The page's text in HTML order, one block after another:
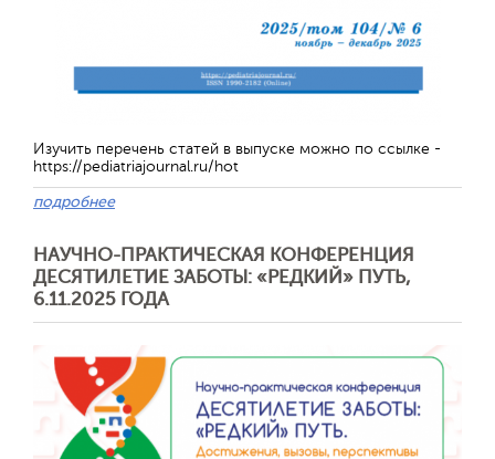
Изучить перечень статей в выпуске можно по ссылке -
https://pediatriajournal.ru/hot
подробнее
НАУЧНО-ПРАКТИЧЕСКАЯ КОНФЕРЕНЦИЯ
ДЕСЯТИЛЕТИЕ ЗАБОТЫ: «РЕДКИЙ» ПУТЬ,
6.11.2025 ГОДА